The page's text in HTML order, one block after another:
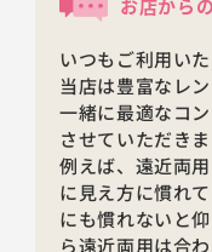
お店から
いつもご利用い
当店は豊富なレ
一緒に最適なコ
させていただきま
例えば、遠近両
に見え方に慣れ
にも慣れないと
ら遠近両用は合